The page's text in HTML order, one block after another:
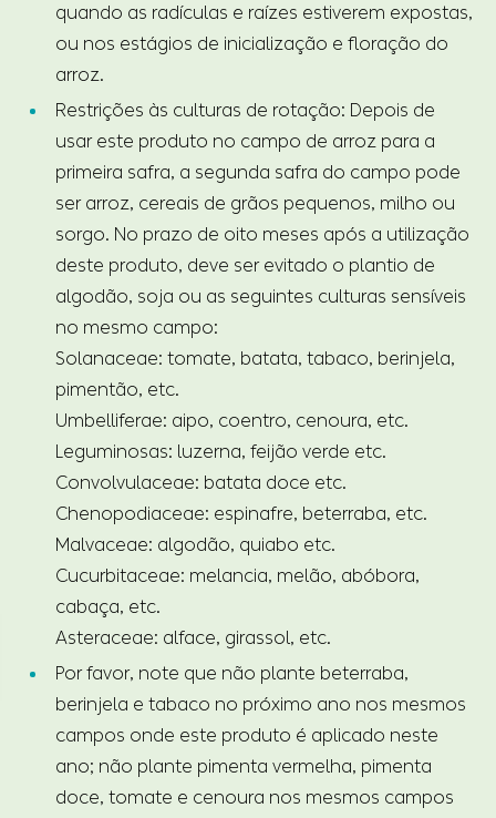
quando as radículas e raízes estiverem expostas,
ou nos estágios de inicialização e floração do
arroz.
Restrições às culturas de rotação: Depois de
usar este produto no campo de arroz para a
primeira safra, a segunda safra do campo pode
ser arroz, cereais de grãos pequenos, milho ou
sorgo. No prazo de oito meses após a utilização
deste produto, deve ser evitado o plantio de
algodão, soja ou as seguintes culturas sensíveis
no mesmo campo:
Solanaceae: tomate, batata, tabaco, berinjela,
pimentão, etc.
Umbelliferae: aipo, coentro, cenoura, etc.
Leguminosas: luzerna, feijão verde etc.
Convolvulaceae: batata doce etc.
Chenopodiaceae: espinafre, beterraba, etc.
Malvaceae: algodão, quiabo etc.
Cucurbitaceae: melancia, melão, abóbora,
cabaça, etc.
Asteraceae: alface, girassol, etc.
Por favor, note que não plante beterraba,
berinjela e tabaco no próximo ano nos mesmos
campos onde este produto é aplicado neste
ano; não plante pimenta vermelha, pimenta
doce, tomate e cenoura nos mesmos campos